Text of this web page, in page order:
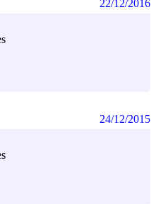
22/12/2016
24/12/2015